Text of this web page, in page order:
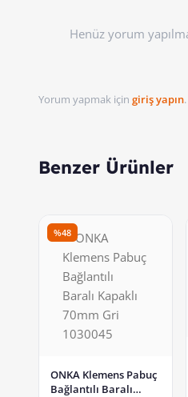
Henüz yorum
Yorum yapmak için giriş yapın.
Benzer Ürünler
%48
ONKA Klemens Pabuç
Bağlantılı Baralı